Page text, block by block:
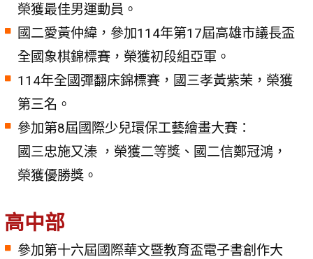
榮獲最佳男運動員。
國二愛黃仲緯，參加114年第17屆高雄市議長盃
全國象棋錦標賽，榮獲初段組亞軍。
114年全國彈翻床錦標賽，國三孝黃紫茉，榮獲
第三名。
參加第8屆國際少兒環保工藝繪畫大賽：
國三忠施又溱 ，榮獲二等獎、國二信鄭冠鴻，
榮獲優勝獎。
高中部
參加第十六屆國際華文暨教育盃電子書創作大